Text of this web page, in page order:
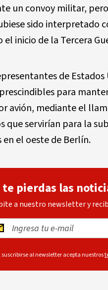
un convoy militar,
sido interpretado
el inicio de la Tercera
de
para
avión, mediante el
que servirían para la
en el oeste de Berlín.
te pierdas las
a nuestro newsletter y
suscribirse al newsletter acepta nuestros